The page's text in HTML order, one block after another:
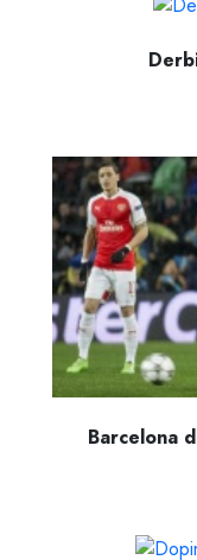
Barcelona